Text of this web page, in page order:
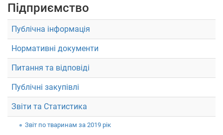
Підприємство
Публічна інформація
Нормативні документи
Питання та відповіді
Публічні закупівлі
Звіти та Статистика
Звiт по тваринам за 2019 рік